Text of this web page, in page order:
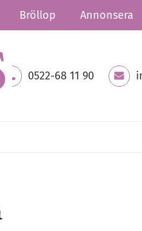
Bröllop Annonsera
0522-68 11 90